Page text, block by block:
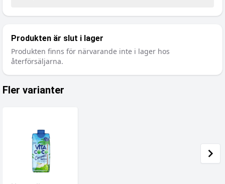
Produkten är slut i lager
Produkten finns för närvarande inte i lager hos
återförsäljarna.
Fler varianter